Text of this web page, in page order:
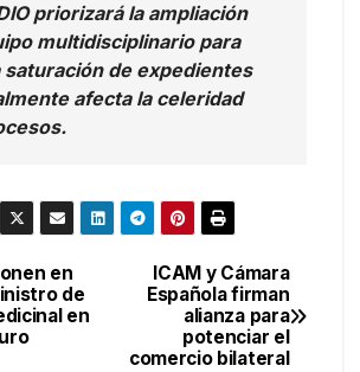
priorizará la ampliación
multidisciplinario para
saturación de expedientes
afecta la celeridad
ICAM y Cámara
Española firman
alianza para
potenciar el
comercio bilateral
en
de
en